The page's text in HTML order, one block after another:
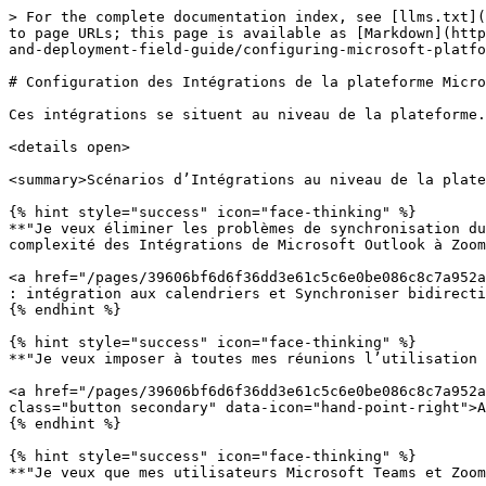
> For the complete documentation index, see [llms.txt](https://library.zoom.com/llms.txt). Markdown versions of documentation pages are available by appending `.md` to page URLs; this page is available as [Markdown](https://library.zoom.com/technical-library/fr/coin-admin/third-party-integrations/zoom-and-microsoft-integration-and-deployment-field-guide/configuring-microsoft-platform-integrations-for-zoom-workplace.md).

# Configuration des Intégrations de la plateforme Microsoft pour Zoom Workplace

Ces intégrations se situent au niveau de la plateforme. Configurez-les avant Outlook, Teams, les salles de conférence ou les intégrations au niveau du contenu.

<details open>

<summary>Scénarios d’Intégrations au niveau de la plateforme</summary>

{% hint style="success" icon="face-thinking" %}
**"Je veux éliminer les problèmes de synchronisation du calendrier et les erreurs de participation à la réunion que rencontrent mes utilisateurs en raison de la complexité des Intégrations de Microsoft Outlook à Zoom."**

<a href="/pages/39606bf6d6f36dd3e61c5c6e0be086c8c7a952a4#calendar-integration-and-bi-directional-sync" class="button secondary" data-icon="hand-point-right">Allez ici : intégration aux calendriers et Synchroniser bidirectionnelle</a>
{% endhint %}

{% hint style="success" icon="face-thinking" %}
**"Je veux imposer à toutes mes réunions l’utilisation de la plateforme Zoom partout, sans permettre à mes utilisateurs de créer des réunions Microsoft Teams."**

<a href="/pages/39606bf6d6f36dd3e61c5c6e0be086c8c7a952a4#setting-up-calendaring-integration-enabling-bi-directional-sync-and-setting-the-default-meeting-type" class="button secondary" data-icon="hand-point-right">Allez ici : imposer que toutes les réunions soient des Zoom Meetings</a>
{% endhint %}

{% hint style="success" icon="face-thinking" %}
**"Je veux que mes utilisateurs Microsoft Teams et Zoom partagent une présence exacte (Disponible, Occupé, réunion, etc.) entre les applications."**

<a href="/pages/39606bf6d6f36dd3e61c5c6e0be086c8c7a952a4#bi-directional-presence-sync" class="button secondary" data-icon="hand-point-right">Allez ici : Synchroniser bidirectionnelle de la présence</a>
{% endhint %}

</details>

### Intégration aux calendriers et synchronisation bidirectionnelle

L’intégration aux calendriers est la configuration la plus déterminante de ce guide. Lorsqu’elle fonctionne bien, les utilisateurs bénéficient d’une expérience de calendrier unifiée dans Zoom et Outlook. Lorsqu’elle échoue, elle est souvent l’une des principales sources de tickets d’assistance.

Cette section explique le fonctionnement de l’intégration aux calendriers de Zoom et comment la configurer.

#### <mark style="color:bleu;">Ce que c’est et pourquoi c’est important</mark>

* Les utilisateurs voient un calendrier complet (y compris les réunions non-Zoom) dans leurs Zoom Apps
* Les utilisateurs peuvent planifier et modifier des réunions depuis leurs Zoom Apps
* Les écrans Zoom Rooms et les affichages de programmation Afficher les événements à venir du calendrier
* Les terminaux H.323 et SIP conformes aux normes peuvent participer aux réunions Zoom automatiquement ou d'une simple pression via le Connecteur API amélioré

{% hint style="info"